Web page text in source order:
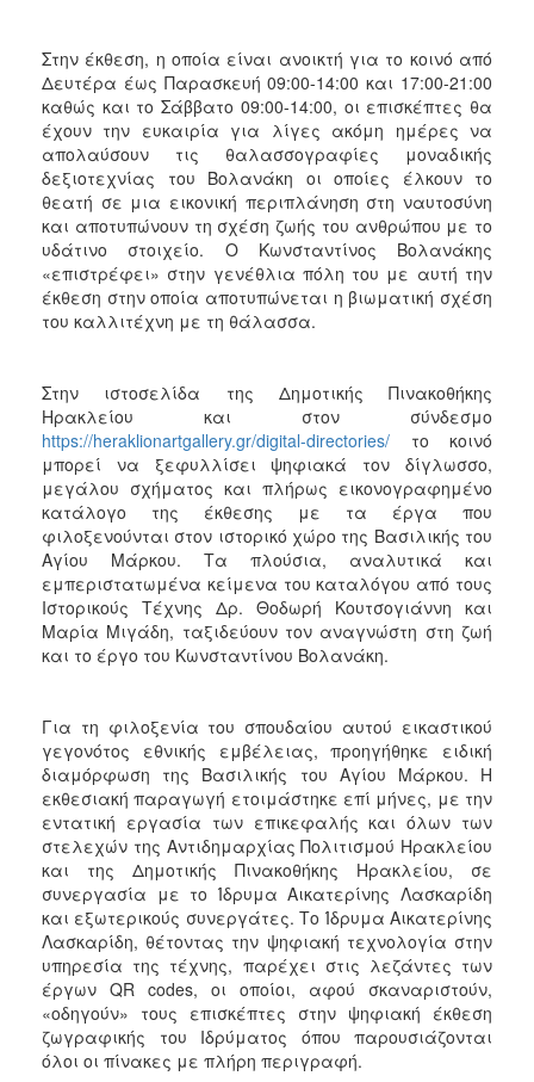
Στην έκθεση, η οποία είναι ανοικτή για το κοινό από
Δευτέρα έως Παρασκευή 09:00-14:00 και 17:00-21:00
καθώς και το Σάββατο 09:00-14:00, οι επισκέπτες θα
έχουν την ευκαιρία για λίγες ακόμη ημέρες να
απολαύσουν τις θαλασσογραφίες μοναδικής
δεξιοτεχνίας του Βολανάκη οι οποίες έλκουν το
θεατή σε μια εικονική περιπλάνηση στη ναυτοσύνη
και αποτυπώνουν τη σχέση ζωής του ανθρώπου με το
υδάτινο στοιχείο. Ο Κωνσταντίνος Βολανάκης
«επιστρέφει» στην γενέθλια πόλη του με αυτή την
έκθεση στην οποία αποτυπώνεται η βιωματική σχέση
του καλλιτέχνη με τη θάλασσα.
Στην ιστοσελίδα της Δημοτικής Πινακοθήκης
Ηρακλείου και στον σύνδεσμο
https://heraklionartgallery.gr/digital-directories/ το κοινό
μπορεί να ξεφυλλίσει ψηφιακά τον δίγλωσσο,
μεγάλου σχήματος και πλήρως εικονογραφημένο
κατάλογο της έκθεσης με τα έργα που
φιλοξενούνται στον ιστορικό χώρο της Βασιλικής του
Αγίου Μάρκου. Τα πλούσια, αναλυτικά και
εμπεριστατωμένα κείμενα του καταλόγου από τους
Ιστορικούς Τέχνης Δρ. Θοδωρή Κουτσογιάννη και
Μαρία Μιγάδη, ταξιδεύουν τον αναγνώστη στη ζωή
και το έργο του Κωνσταντίνου Βολανάκη.
Για τη φιλοξενία του σπουδαίου αυτού εικαστικού
γεγονότος εθνικής εμβέλειας, προηγήθηκε ειδική
διαμόρφωση της Βασιλικής του Αγίου Μάρκου. Η
εκθεσιακή παραγωγή ετοιμάστηκε επί μήνες, με την
εντατική εργασία των επικεφαλής και όλων των
στελεχών της Αντιδημαρχίας Πολιτισμού Ηρακλείου
και της Δημοτικής Πινακοθήκης Ηρακλείου, σε
συνεργασία με το Ίδρυμα Αικατερίνης Λασκαρίδη
και εξωτερικούς συνεργάτες. Το Ίδρυμα Αικατερίνης
Λασκαρίδη, θέτοντας την ψηφιακή τεχνολογία στην
υπηρεσία της τέχνης, παρέχει στις λεζάντες των
έργων QR codes, οι οποίοι, αφού σκαναριστούν,
«οδηγούν» τους επισκέπτες στην ψηφιακή έκθεση
ζωγραφικής του Ιδρύματος όπου παρουσιάζονται
όλοι οι πίνακες με πλήρη περιγραφή.